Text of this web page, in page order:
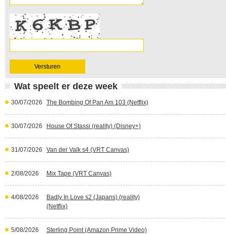
Wat speelt er deze week
30/07/2026 The Bombing Of Pan Am 103 (Netflix)
30/07/2026 House Of Stassi (reality) (Disney+)
31/07/2026 Van der Valk s4 (VRT Canvas)
2/08/2026 Mix Tape (VRT Canvas)
4/08/2026
Badly In Love s2 (Japans) (reality)
(Netflix)
5/08/2026 Sterling Point (Amazon Prime Video)